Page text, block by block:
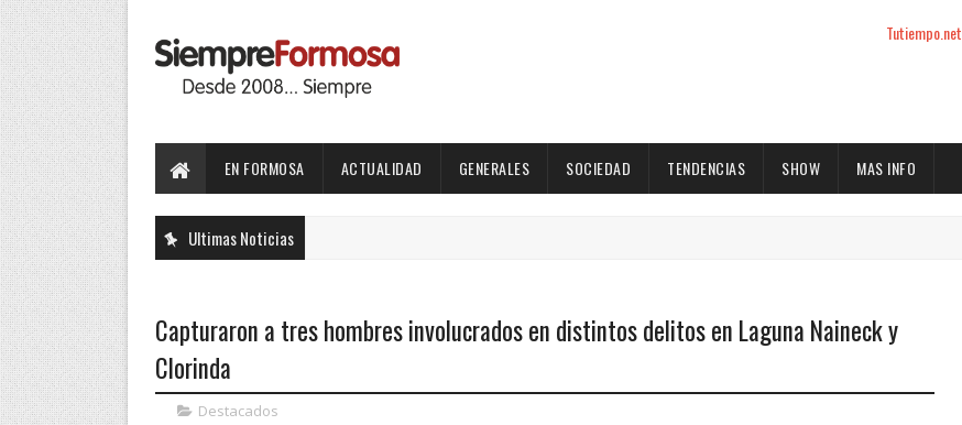
Tutiempo.net
EN FORMOSA ACTUALIDAD GENERALES SOCIEDAD TENDENCIAS SHOW MAS INFO
Ultimas Noticias
Capturaron a tres hombres involucrados en distintos delitos en Laguna Naineck y
Clorinda
Destacados